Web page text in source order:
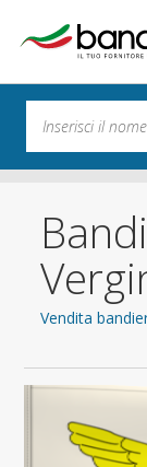
Vendita